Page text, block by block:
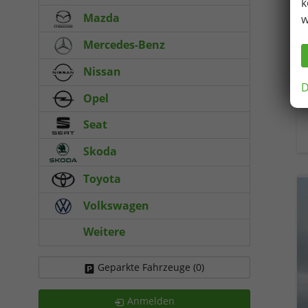
Mazda
Mercedes-Benz
Nissan
Opel
Seat
Skoda
Toyota
Volkswagen
Weitere
Geparkte Fahrzeuge (0)
Anmelden